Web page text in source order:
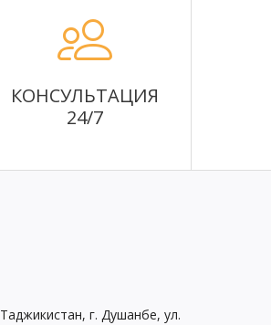
КОНСУЛЬТАЦИЯ
24/7
г. Душанбе, ул.